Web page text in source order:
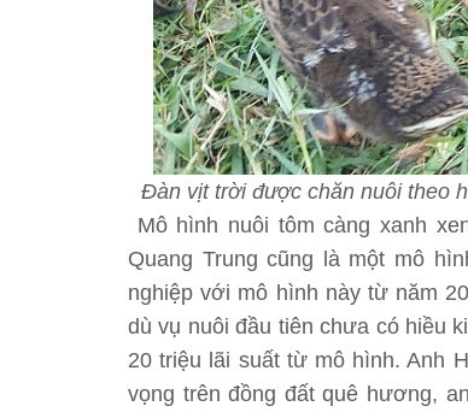
Đàn vịt trời được chăn nuôi theo
Mô hình nuôi tôm càng xanh
Quang Trung cũng là một mô
nghiệp với mô hình này từ năm
dù vụ nuôi đầu tiên chưa có hiều
20 triệu lãi suất từ mô hình. Anh
vọng trên đồng đất quê hương,